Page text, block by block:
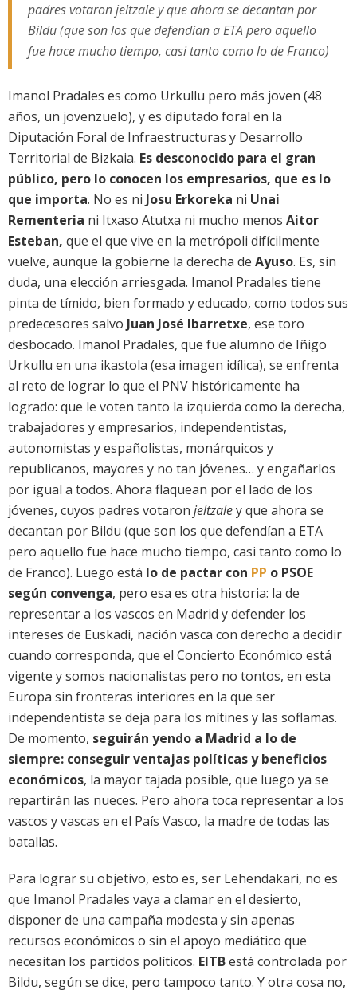
padres votaron jeltzale y que ahora se decantan por
Bildu (que son los que defendían a ETA pero aquello
fue hace mucho tiempo, casi tanto como lo de Franco)
Imanol Pradales es como Urkullu pero más joven (48
años, un jovenzuelo), y es diputado foral en la
Diputación Foral de Infraestructuras y Desarrollo
Territorial de Bizkaia. Es desconocido para el gran
público, pero lo conocen los empresarios, que es lo
que importa. No es ni Josu Erkoreka ni Unai
Rementeria ni Itxaso Atutxa ni mucho menos Aitor
Esteban, que el que vive en la metrópoli difícilmente
vuelve, aunque la gobierne la derecha de Ayuso. Es, sin
duda, una elección arriesgada. Imanol Pradales tiene
pinta de tímido, bien formado y educado, como todos sus
predecesores salvo Juan José Ibarretxe, ese toro
desbocado. Imanol Pradales, que fue alumno de Iñigo
Urkullu en una ikastola (esa imagen idílica), se enfrenta
al reto de lograr lo que el PNV históricamente ha
logrado: que le voten tanto la izquierda como la derecha,
trabajadores y empresarios, independentistas,
autonomistas y españolistas, monárquicos y
republicanos, mayores y no tan jóvenes… y engañarlos
por igual a todos. Ahora flaquean por el lado de los
jóvenes, cuyos padres votaron jeltzaley que ahora se
decantan por Bildu (que son los que defendían a ETA
pero aquello fue hace mucho tiempo, casi tanto como lo
de Franco). Luego está lo de pactar con PP o PSOE
según convenga, pero esa es otra historia: la de
representar a los vascos en Madrid y defender los
intereses de Euskadi, nación vasca con derecho a decidir
cuando corresponda, que el Concierto Económico está
vigente y somos nacionalistas pero no tontos, en esta
Europa sin fronteras interiores en la que ser
independentista se deja para los mítines y las soflamas.
De momento, seguirán yendo a Madrid a lo de
siempre: conseguir ventajas políticas y beneficios
económicos, la mayor tajada posible, que luego ya se
repartirán las nueces. Pero ahora toca representar a los
vascos y vascas en el País Vasco, la madre de todas las
batallas.
Para lograr su objetivo, esto es, ser Lehendakari, no es
que Imanol Pradales vaya a clamar en el desierto,
disponer de una campaña modesta y sin apenas
recursos económicos o sin el apoyo mediático que
necesitan los partidos políticos. EITBestá controlada por
Bildu, según se dice, pero tampoco tanto. Y otra cosa no,